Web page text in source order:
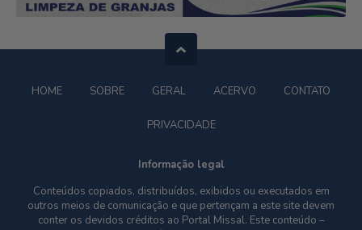
HOME SOBRE GERAL ACERVO CONTATO
PRIVACIDADE
Informação legal
Conteúdos copiados, distribuídos, exibidos ou executados em
outros meios de comunicação e que pertençam a este site devem
conter os devidos créditos ao Portal Missal. Este conteúdo –